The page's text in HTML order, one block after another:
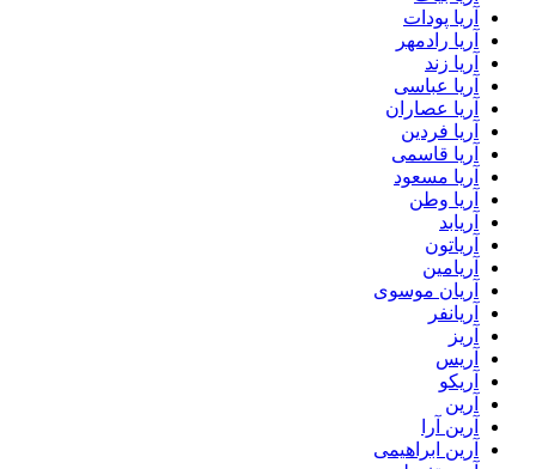
آریا پودات
آریا رادمهر
آریا زند
آریا عباسی
آریا عصاران
آریا فردین
آریا قاسمی
آریا مسعود
آریا وطن
آریابد
آریاتون
آریامین
آریان موسوی
آریانفر
آریز
آریس
آریکو
آرین
آرین آرا
آرین ابراهیمی